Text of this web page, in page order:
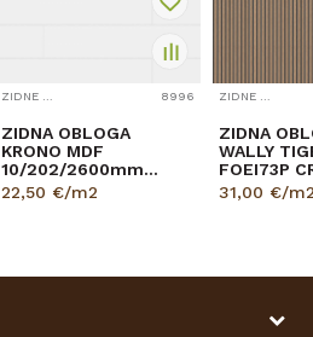
8996
ZIDNA OBLOGA
KRONO MDF
10/202/2600mm
p=3,151 9002 BIJELA
22,50 €/m2
ZIDNA
WALLY
FOEI73P
8/180/
31,00 €/